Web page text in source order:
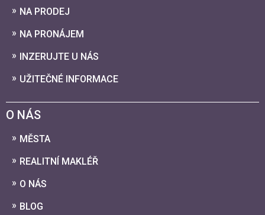
NA PRODEJ
NA PRONÁJEM
INZERUJTE U NÁS
UŽITEČNÉ INFORMACE
O NÁS
MĚSTA
REALITNÍ MAKLÉŘ
O NÁS
BLOG